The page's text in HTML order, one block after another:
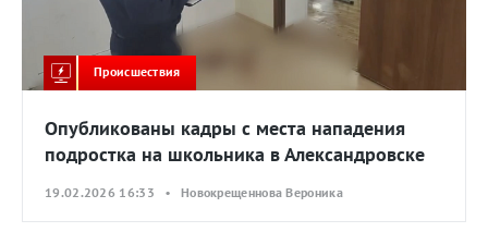
Происшествия
Опубликованы кадры с места нападения
подростка на школьника в Александровске
19.02.2026 16:33 • Новокрещеннова Вероника